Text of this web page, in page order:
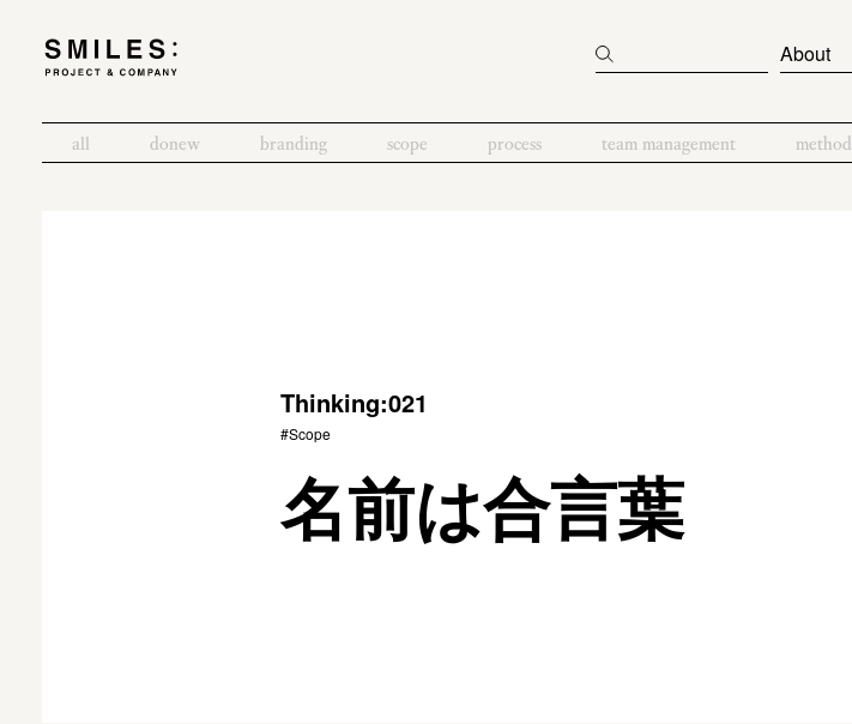
About
all donew branding scope process team management method
Thinking:021
#Scope
名前は合言葉